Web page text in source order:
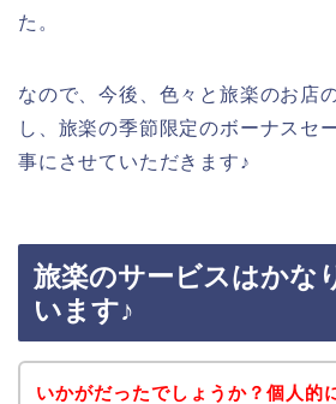
た。
なので、今後、色々と旅楽のお店
し、旅楽の季節限定のボーナスセ
事にさせていただきます♪
旅楽のサービスはかな
います♪
いかがだったでしょうか？個人的